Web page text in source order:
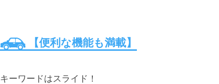
【便利な機能も満載】
キーワードはスライド！